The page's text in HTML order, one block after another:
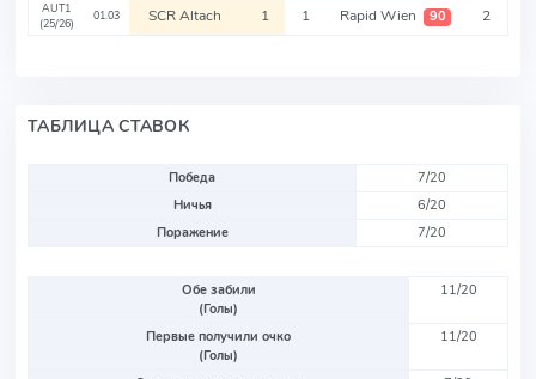
AUT1
(25/26)
01.03 SCR Altach 1 1 Rapid Wien 90 2
ТАБЛИЦА СТАВОК
Победа
7/20
Ничья
6/20
Поражение
7/20
Обе забили
(Голы)
11/20
Первые получили очко
(Голы)
11/20